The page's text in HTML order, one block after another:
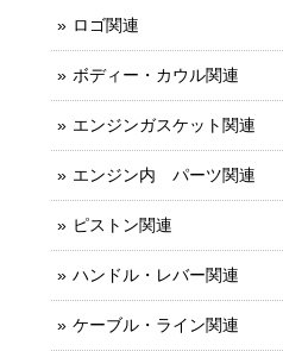
ロゴ関連
ボディー・カウル関連
エンジンガスケット関連
エンジン内 パーツ関連
ピストン関連
ハンドル・レバー関連
ケーブル・ライン関連